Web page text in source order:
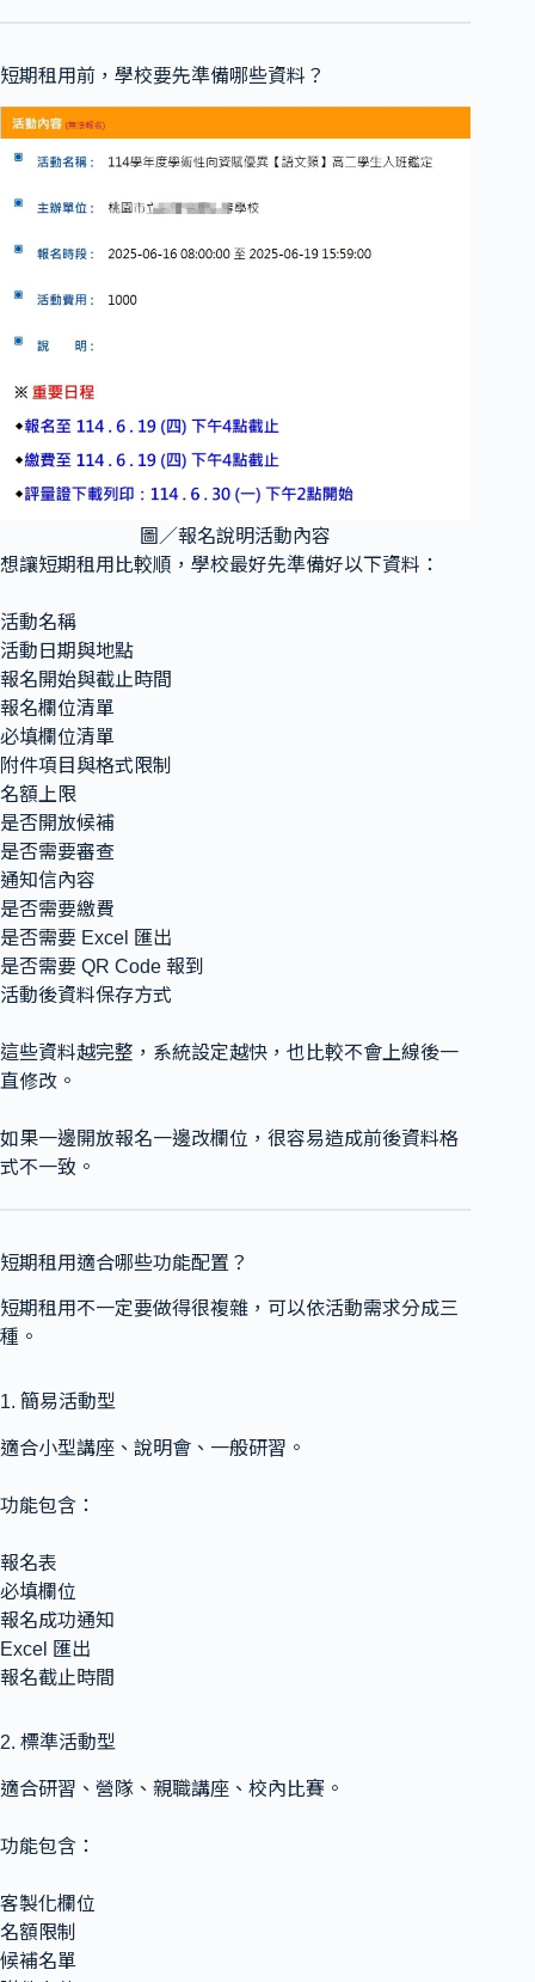
短期租用前，學校要先準備哪些資料？
圖／報名說明活動內容
想讓短期租用比較順，學校最好先準備好以下資料：
活動名稱
活動日期與地點
報名開始與截止時間
報名欄位清單
必填欄位清單
附件項目與格式限制
名額上限
是否開放候補
是否需要審查
通知信內容
是否需要繳費
是否需要 Excel 匯出
是否需要 QR Code 報到
活動後資料保存方式
這些資料越完整，系統設定越快，也比較不會上線後一
直修改。
如果一邊開放報名一邊改欄位，很容易造成前後資料格
式不一致。
短期租用適合哪些功能配置？
短期租用不一定要做得很複雜，可以依活動需求分成三
種。
1. 簡易活動型
適合小型講座、說明會、一般研習。
功能包含：
報名表
必填欄位
報名成功通知
Excel 匯出
報名截止時間
2. 標準活動型
適合研習、營隊、親職講座、校內比賽。
功能包含：
客製化欄位
名額限制
候補名單